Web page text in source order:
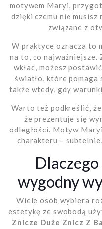
motywem Maryi,
dzięki czemu nie
związane z
W praktyce oznacza to
na to, co najważniejsze.
wkład, możesz
światło, które pomaga
także wtedy, gdy
Warto też podkreślić,
że prezentuje się
odległości. Motyw
charakteru –
wygodny
Wiele osób wybiera
estetykę ze swobodą
Znicze Duże Znicz Z